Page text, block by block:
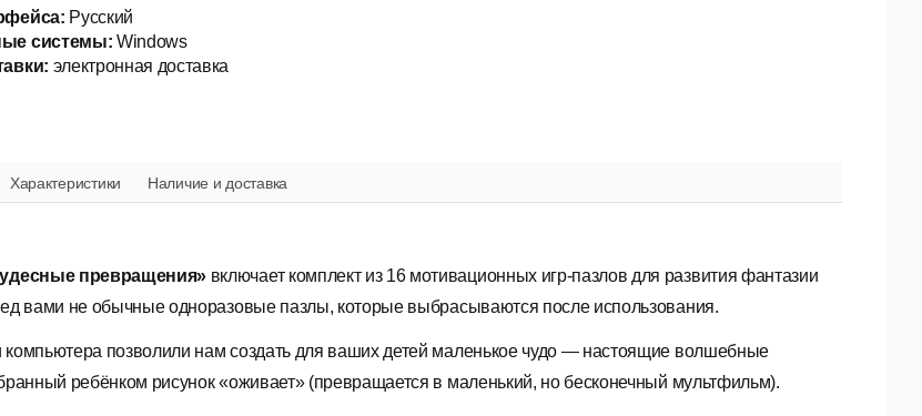
Характеристики Наличие и доставка
превращения» включает комплект из 16 мотивационных игр-пазлов для развития фантазии
вами не обычные одноразовые пазлы, которые выбрасываются после использования.
компьютера позволили нам создать для ваших детей маленькое чудо — настоящие волшебные
ребёнком рисунок «оживает» (превращается в маленький, но бесконечный мультфильм).
Русский
системы: Windows
электронная доставка